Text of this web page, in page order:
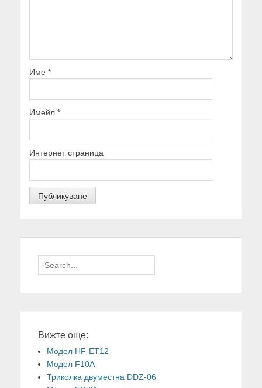
Име *
Имейл *
Интернет страница
Search
for:
Вижте още:
Модел HF-ET12
Модел F10A
Триколка двуместна DDZ-06